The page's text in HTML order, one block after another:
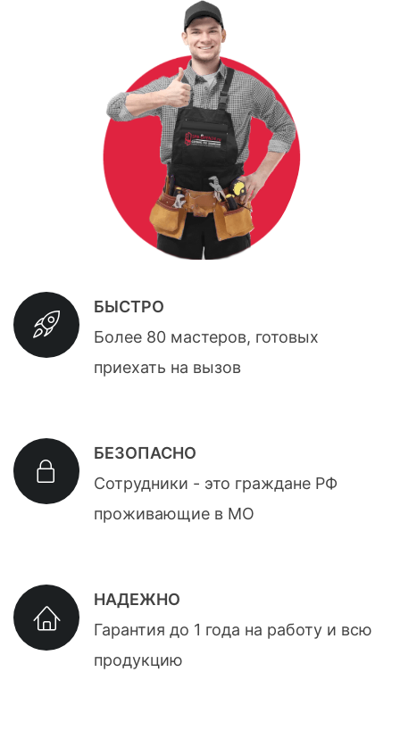
БЫСТРО
Более 80 мастеров, готовых
приехать на вызов
БЕЗОПАСНО
Сотрудники - это граждане РФ
проживающие в МО
НАДЕЖНО
Гарантия до 1 года на работу и всю
продукцию